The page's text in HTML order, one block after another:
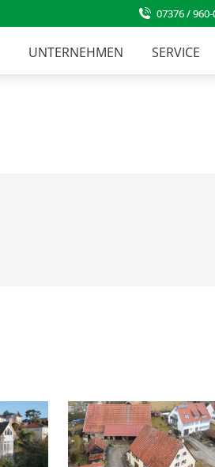
07376 / 960-
UNTERNEHMEN SERVICE